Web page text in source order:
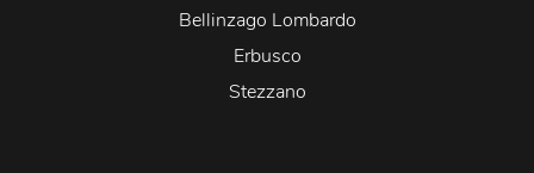
Bellinzago Lombardo
Erbusco
Stezzano